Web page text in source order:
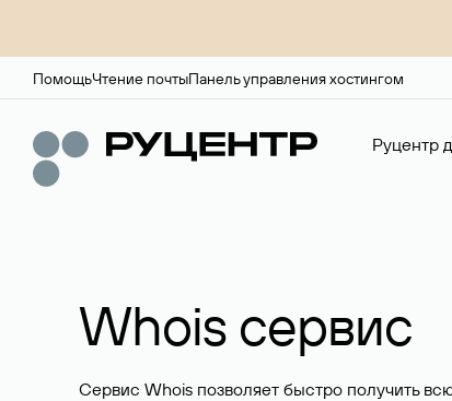
ПомощьЧтение почтыПанель управления хостингом
Руцентр
Whois сервис
Сервис Whois позволяет быстро получить